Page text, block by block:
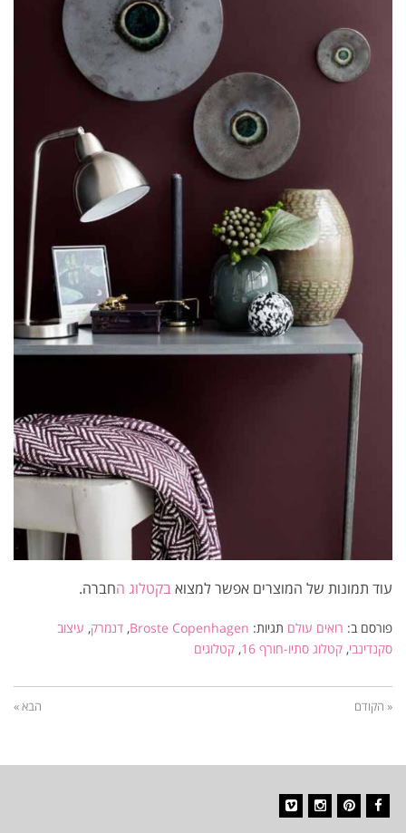
עוד תמונות של המוצרים אפשר למצואבקטלוג החברה.
פורסם ב: רואים עולם תגיות: Broste Copenhagen
, דנמרק, עיצוב
סקנדינבי, קטלוג סתיו-חורף 16 , קטלוגים
« הקודם הבא »